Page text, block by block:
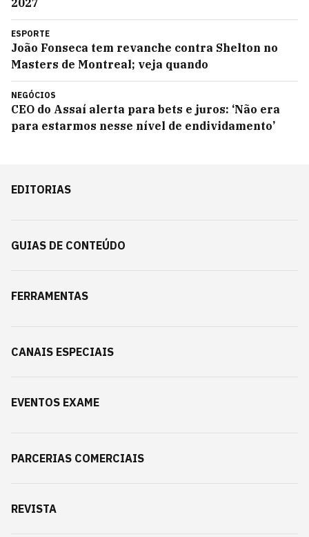
2027
ESPORTE
João Fonseca tem revanche contra Shelton no
Masters de Montreal; veja quando
NEGÓCIOS
CEO do Assaí alerta para bets e juros: ‘Não era
para estarmos nesse nível de endividamento’
EDITORIAS
GUIAS DE CONTEÚDO
FERRAMENTAS
CANAIS ESPECIAIS
EVENTOS EXAME
PARCERIAS COMERCIAIS
REVISTA